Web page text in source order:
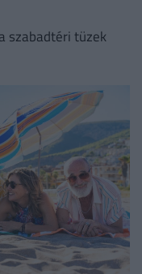
szabadtéri tüzek